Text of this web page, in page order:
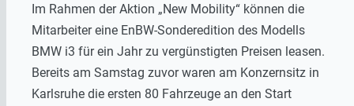
Im Rahmen der Aktion „New Mobility“ können die
Mitarbeiter eine EnBW-Sonderedition des Modells
BMW i3 für ein Jahr zu vergünstigten Preisen leasen.
Bereits am Samstag zuvor waren am Konzernsitz in
Karlsruhe die ersten 80 Fahrzeuge an den Start